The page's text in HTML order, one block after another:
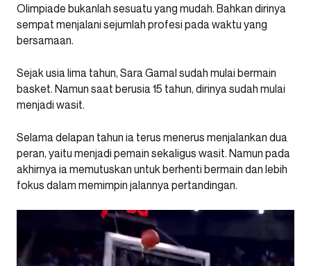
Olimpiade bukanlah sesuatu yang mudah. Bahkan dirinya
sempat menjalani sejumlah profesi pada waktu yang
bersamaan.
Sejak usia lima tahun, Sara Gamal sudah mulai bermain
basket. Namun saat berusia 15 tahun, dirinya sudah mulai
menjadi wasit.
Selama delapan tahun ia terus menerus menjalankan dua
peran, yaitu menjadi pemain sekaligus wasit. Namun pada
akhirnya ia memutuskan untuk berhenti bermain dan lebih
fokus dalam memimpin jalannya pertandingan.